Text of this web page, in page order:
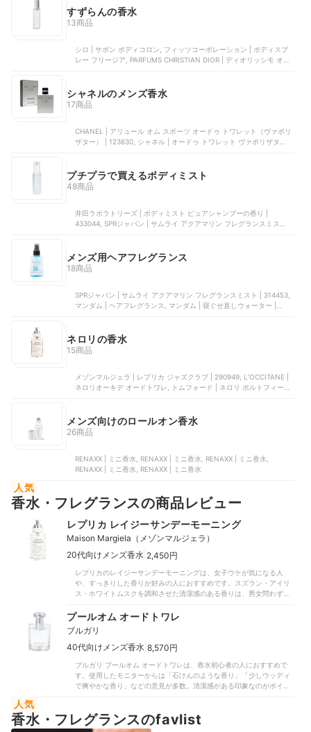
PARFUMS | オードトワレ ナイルの庭
すずらんの香水
13商品
シロ | サボン ボディコロン, フィッツコーポレーション | ボディスプ
レー フリージア, PARFUMS CHRISTIAN DIOR | ディオリッシモ オー
シャネルのメンズ香水
17商品
CHANEL | アリュール オム スポーツ オードゥ トワレット（ヴァポリ
ザター） | 123630, シャネル | オードゥ トワレット ヴァポリザター,
プチプラで買えるボディミスト
48商品
井田ラボラトリーズ | ボディミスト ピュアシャンプーの香り |
433044, SPRジャパン | サムライ アクアマリン フレグランスミスト |
メンズ用ヘアフレグランス
18商品
SPRジャパン | サムライ アクアマリン フレグランスミスト | 314453,
マンダム | ヘアフレグランス, マンダム | 寝ぐせ直しウォーター |
ネロリの香水
15商品
メゾンマルジェラ | レプリカ ジャズクラブ | 290949, L’OCCITANE |
ネロリオーキデ オードトワレ, トムフォード | ネロリ ポルトフィーノ
メンズ向けのロールオン香水
26商品
RENAXX | ミニ香水, RENAXX | ミニ香水, RENAXX | ミニ香水,
RENAXX | ミニ香水, RENAXX | ミニ香水
人気
香水・フレグランスの商品レビュー
レプリカ レイジーサンデーモーニング
Maison Margiela（メゾンマルジェラ）
20代向けメンズ香水 2,450円
レプリカのレイジーサンデーモーニングは、女子ウケが気になる人
や、すっきりした香りが好みの人におすすめです。スズラン・アイリ
ス・ホワイトムスクを調和させた清潔感のある香りは、男女問わず好
いても好印象」「若々しさを感じられる」「上品なサロンシャンプー
のよう」など、爽やかな雰囲気に満足する声が多くあがっています。
また、男性モニターからも「外国の雰囲気を味わえる」など評価は
上々でした。おすすめシーンについては、女性モニターはデートやオ
も不快感がない」といった声があがりました。これなら、季節・シー
ンに関係なく活躍するでしょう。見た目に楽しめる、スタイリッシュ
なボトルデザインも注目したいポイント。清潔感あふれるこちらの1本
プールオム オードトワレ
ブルガリ
40代向けメンズ香水 8,570円
ブルガリ プールオム オードトワレは、香水初心者の人におすすめで
す。使用したモニターからは「石けんのような香り」「少しウッディ
で爽やかな香り」などの意見が多数。清潔感がある印象なのがポイン
も違和感のないナチュラルさです。ほんのり甘さがありつつも爽やか
なので、ビジネスシーン・プライベート・デートなど、さまざまなシ
人気
香水・フレグランスのfavlist